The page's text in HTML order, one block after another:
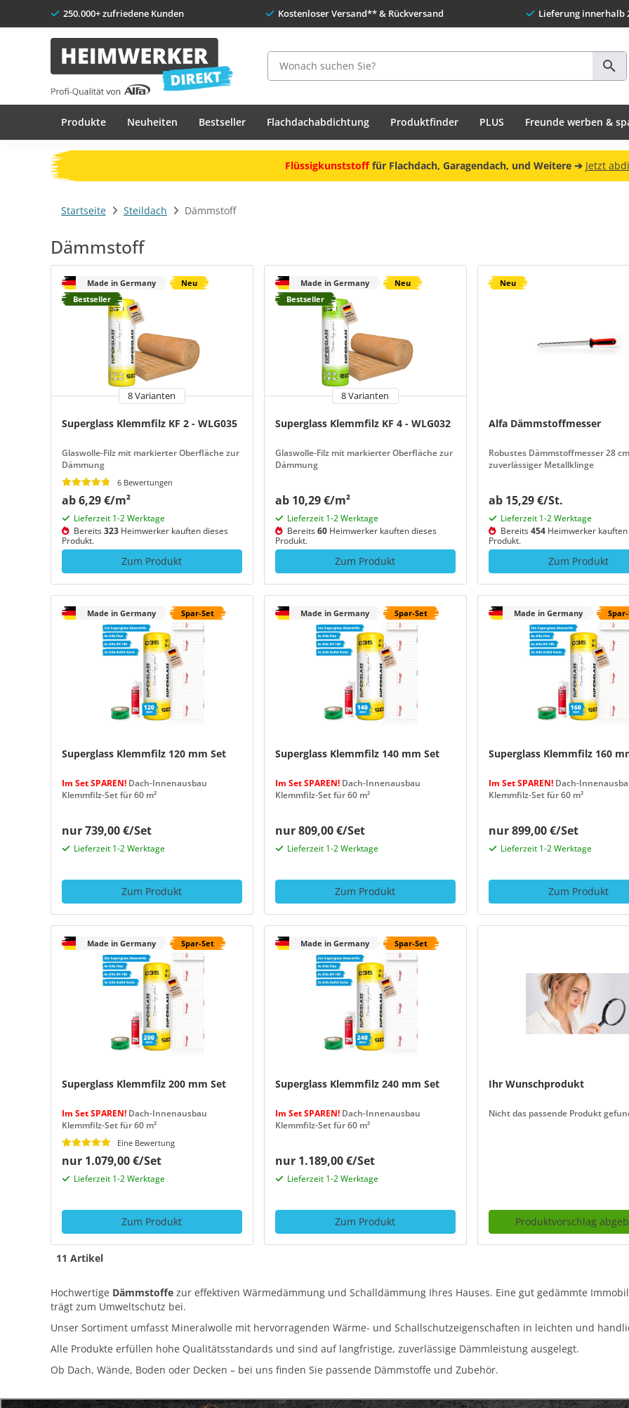
250.000+ zufriedene Kunden Kostenloser Versand** & Rückversand Lieferung innerhalb
Suche
Produkte Neuheiten Bestseller Flachdachabdichtung Produktfinder PLUS Freunde werben &
Flüssigkunststofffür Flachdach, Garagendach, und Weitere ➔ Jetzt
Startseite Steildach Dämmstoff
Dämmstoff
Made in Germany
Neu
Bestseller
8 Varianten
Superglass Klemmfilz KF 2 - WLG035
Glaswolle-Filz mit markierter Oberfläche zur
Dämmung
6 Bewertungen
ab 6,29 €/m²
Lieferzeit 1-2 Werktage
Bereits323 Heimwerker kauften dieses
Produkt.
Zum Produkt
Made in Germany
Neu
Bestseller
8 Varianten
Superglass Klemmfilz KF 4 - WLG032
Glaswolle-Filz mit markierter Oberfläche zur
Dämmung
ab 10,29 €/m²
Lieferzeit 1-2 Werktage
Bereits60Heimwerker kauften dieses
Produkt.
Zum Produkt
Neu
Alfa Dämmstoffmesser
Robustes Dämmstoffmesser 28
zuverlässiger Metallklinge
ab 15,29 €/St.
Lieferzeit 1-2 Werktage
Bereits454Heimwerker kauften
Produkt.
Zum Produkt
Made in Germany Spar-Set
Superglass Klemmfilz 120 mm Set
Im Set SPAREN! Dach-Innenausbau
Klemmfilz-Set für 60 m²
nur 739,00 €/Set
Lieferzeit 1-2 Werktage
Zum Produkt
Made in Germany Spar-Set
Superglass Klemmfilz 140 mm Set
Im Set SPAREN!Dach-Innenausbau
Klemmfilz-Set für 60 m²
nur 809,00 €/Set
Lieferzeit 1-2 Werktage
Zum Produkt
Made in Germany
Superglass Klemmfilz 160
Im Set SPAREN!Dach-
Klemmfilz-Set für 60 m²
nur 899,00 €/Set
Lieferzeit 1-2 Werktage
Zum Produkt
Made in Germany Spar-Set
Superglass Klemmfilz 200 mm Set
Im Set SPAREN! Dach-Innenausbau
Klemmfilz-Set für 60 m²
Eine Bewertung
nur 1.079,00 €/Set
Lieferzeit 1-2 Werktage
Zum Produkt
Made in Germany Spar-Set
Superglass Klemmfilz 240 mm Set
Im Set SPAREN!Dach-Innenausbau
Klemmfilz-Set für 60 m²
nur 1.189,00 €/Set
Lieferzeit 1-2 Werktage
Zum Produkt
Ihr Wunschprodukt
Nicht das passende Produkt
Produktvorschlag
11 Artikel
Hochwertige Dämmstoffe zur effektiven Wärmedämmung und Schalldämmung Ihres Hauses. Eine gut gedämmte
trägt zum Umweltschutz bei.
Unser Sortiment umfasst Mineralwolle mit hervorragenden Wärme- und Schallschutzeigenschaften in leichten und
Alle Produkte erfüllen hohe Qualitätsstandards und sind auf langfristige, zuverlässige Dämmleistung ausgelegt.
Ob Dach, Wände, Boden oder Decken – bei uns finden Sie passende Dämmstoffe und Zubehör.